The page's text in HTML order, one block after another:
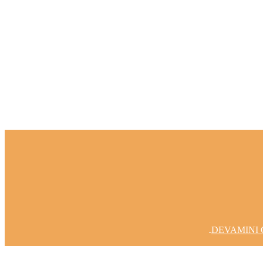
DEVAMINI